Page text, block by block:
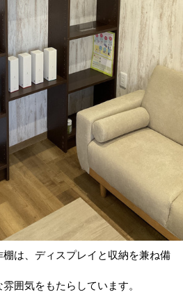
は、ディスプレイと収納を兼ね備
囲気をもたらしています。